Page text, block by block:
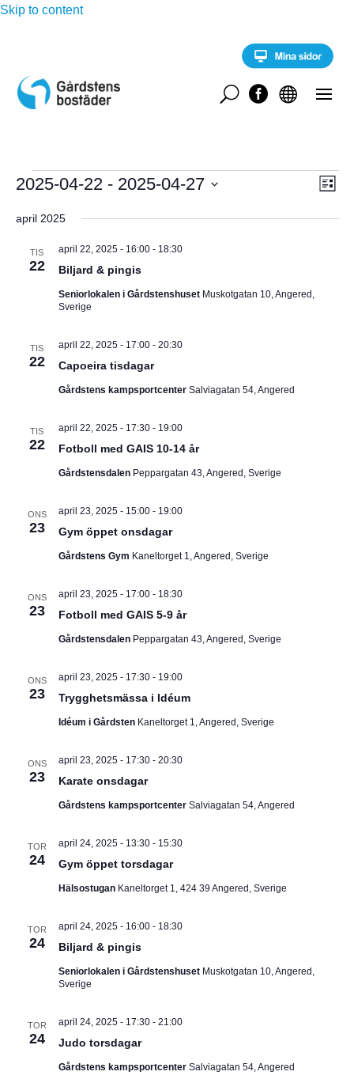
Skip to content


U
Evenemang
V
Y
E
v
n
L
s
2025-04-22 - 2025-04-27
ä
april 2025
TIS
22 Biljard & pingis
april 22, 2025 - 16:00- 18:30
Seniorlokalen i Gårdstenshuset Muskotgatan 10, Angered,
Sverige
TIS
22 Capoeira tisdagar
april 22, 2025 - 17:00- 20:30
Gårdstens kampsportcenter Salviagatan 54, Angered
TIS
22 Fotboll med GAIS 10-14 år
april 22, 2025 - 17:30- 19:00
Gårdstensdalen Peppargatan 43, Angered, Sverige
ONS
23 Gym öppet onsdagar
april 23, 2025 - 15:00- 19:00
Gårdstens Gym Kaneltorget 1, Angered, Sverige
ONS
23 Fotboll med GAIS 5-9 år
april 23, 2025 - 17:00- 18:30
Gårdstensdalen Peppargatan 43, Angered, Sverige
ONS
23 Trygghetsmässa i Idéum
april 23, 2025 - 17:30- 19:00
Idéum i Gårdsten Kaneltorget 1, Angered, Sverige
ONS
23 Karate onsdagar
april 23, 2025 - 17:30- 20:30
Gårdstens kampsportcenter Salviagatan 54, Angered
TOR
24 Gym öppet torsdagar
april 24, 2025 - 13:30- 15:30
Hälsostugan Kaneltorget 1, 424 39 Angered, Sverige
TOR
24 Biljard & pingis
april 24, 2025 - 16:00- 18:30
Seniorlokalen i Gårdstenshuset Muskotgatan 10, Angered,
Sverige
TOR
24 Judo torsdagar
april 24, 2025 - 17:30- 21:00
Gårdstens kampsportcenter Salviagatan 54, Angered